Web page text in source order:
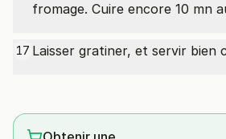
fromage. Cuire encore 10 mn
17 Laisser gratiner, et servir bien